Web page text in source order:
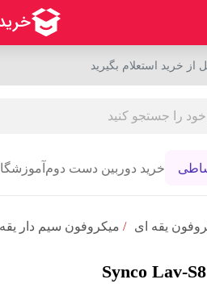
از خرید استعلام بگیرید
خرید دوربین دست دوم
یقه ای / میکروفون سیم دار